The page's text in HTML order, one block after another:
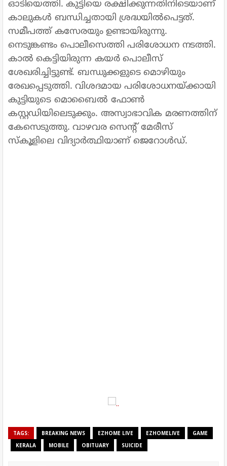
ഓടിയെത്തി. കുട്ടിയെ രക്ഷിക്കുന്നതിനിടെയാണ്
കാലുകൾ ബന്ധിച്ചതായി ശ്രദ്ധയിൽപെട്ടത്.
സമീപത്ത് കസേരയും ഉണ്ടായിരുന്നു.
നെടുങ്കണ്ടം പൊലീസെത്തി പരിശോധന നടത്തി.
കാൽ കെട്ടിയിരുന്ന കയർ പൊലീസ്
ശേഖരിച്ചിട്ടുണ്ട്. ബന്ധുക്കളുടെ മൊഴിയും
രേഖപ്പെടുത്തി. വിശദമായ പരിശോധനയ്ക്കായി
കുട്ടിയുടെ മൊബൈൽ ഫോൺ
കസ്റ്റഡിയിലെടുക്കും. അസ്വാഭാവിക മരണത്തിന്
കേസെടുത്തു. വാഴവര സെന്റ് മേരീസ്
സ്‌കൂളിലെ വിദ്യാർത്ഥിയാണ് ജെറോൾഡ്.
TAGS: BREAKING NEWS EZHOME LIVE EZHOMELIVE
GAME
KERALA
MOBILE OBITUARY SUICIDE